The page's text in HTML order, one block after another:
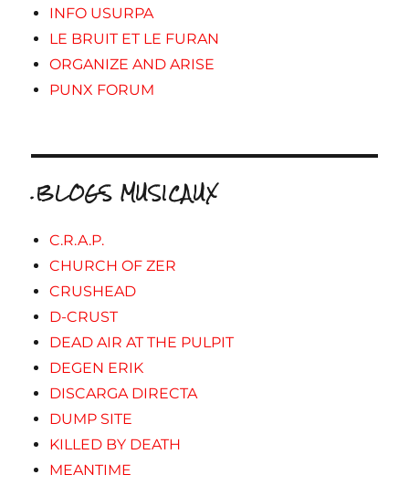
INFO USURPA
LE BRUIT ET LE FURAN
ORGANIZE AND ARISE
PUNX FORUM
.BLOGS MUSICAUX
C.R.A.P.
CHURCH OF ZER
CRUSHEAD
D-CRUST
DEAD AIR AT THE PULPIT
DEGEN ERIK
DISCARGA DIRECTA
DUMP SITE
KILLED BY DEATH
MEANTIME